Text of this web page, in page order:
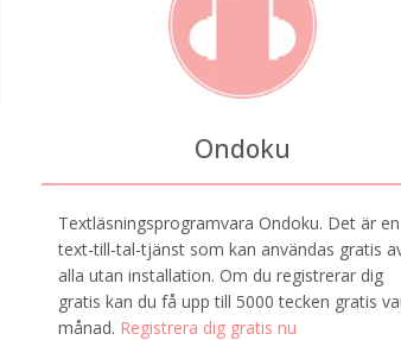
Ondoku
Textläsningsprogramvara Ondoku. Det är en
text-till-tal-tjänst som kan användas gratis
alla utan installation. Om du registrerar dig
gratis kan du få upp till 5000 tecken gratis
månad. Registrera dig gratis nu